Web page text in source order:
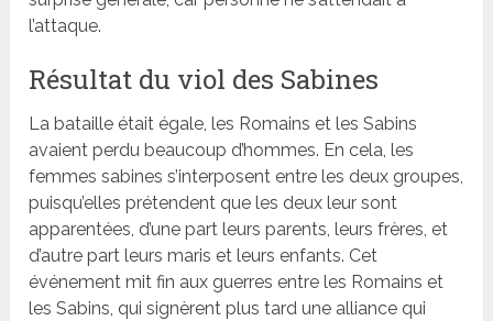
l’attaque.
Résultat du viol des Sabines
La bataille était égale, les Romains et les Sabins
avaient perdu beaucoup d’hommes. En cela, les
femmes sabines s’interposent entre les deux groupes,
puisqu’elles prétendent que les deux leur sont
apparentées, d’une part leurs parents, leurs frères, et
d’autre part leurs maris et leurs enfants. Cet
événement mit fin aux guerres entre les Romains et
les Sabins, qui signèrent plus tard une alliance qui